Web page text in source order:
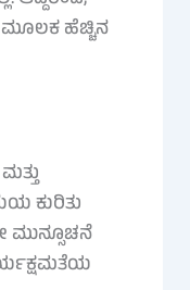
ಮೂಲಕ ಹೆಚ್ಚಿನ
ಕುರಿತು
ಮುನ್ಸೂಚನೆ